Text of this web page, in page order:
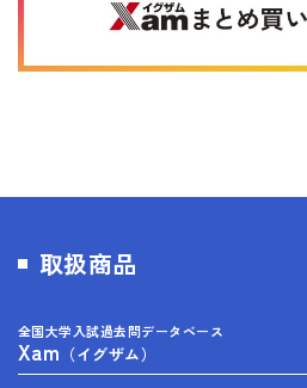
取扱商品
全国大学入試過去問データベース
Xam （イグザム）